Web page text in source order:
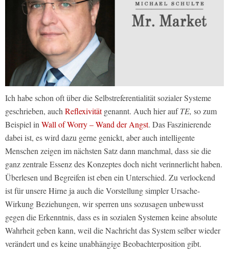
Ich habe schon oft über die Selbstreferentialität sozialer Systeme
geschrieben, auch Reflexivitätgenannt. Auch hier aufTE, so zum
Beispiel in Wall of Worry – Wand der Angst. Das Faszinierende
dabei ist, es wird dazu gerne genickt, aber auch intelligente
Menschen zeigen im nächsten Satz dann manchmal, dass sie die
ganz zentrale Essenz des Konzeptes doch nicht verinnerlicht haben.
Überlesen und Begreifen ist eben ein Unterschied. Zu verlockend
ist für unsere Hirne ja auch die Vorstellung simpler Ursache-
Wirkung Beziehungen, wir sperren uns sozusagen unbewusst
gegen die Erkenntnis, dass es in sozialen Systemen keine absolute
Wahrheit geben kann, weil die Nachricht das System selber wieder
verändert und es keine unabhängige Beobachterposition gibt.